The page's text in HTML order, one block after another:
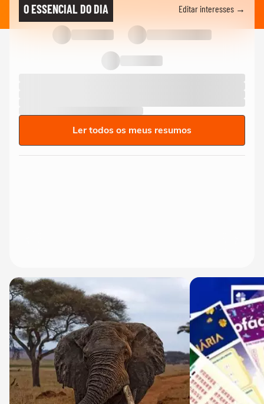
O ESSENCIAL DO DIA Editar interesses →
Ler todos os meus resumos